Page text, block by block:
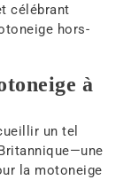
célébrant
hors-
à
un tel
—une
la motoneige